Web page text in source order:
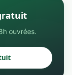
ouvrées.